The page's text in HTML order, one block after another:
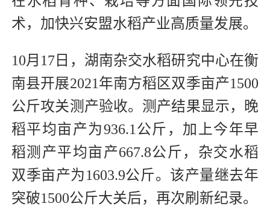
术，加快兴安盟水稻产业高质量发展。
10月17日，湖南杂交水稻研究中心在衡
南县开展2021年南方稻区双季亩产1500
公斤攻关测产验收。测产结果显示，晚
稻平均亩产为936.1公斤，加上今年早
稻测产平均亩产667.8公斤，杂交水稻
双季亩产为1603.9公斤。该产量继去年
突破1500公斤大关后，再次刷新纪录。